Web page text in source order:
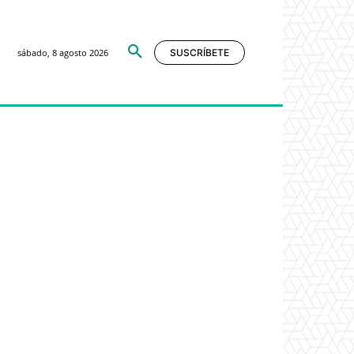
sábado, 8 agosto 2026 SUSCRÍBETE